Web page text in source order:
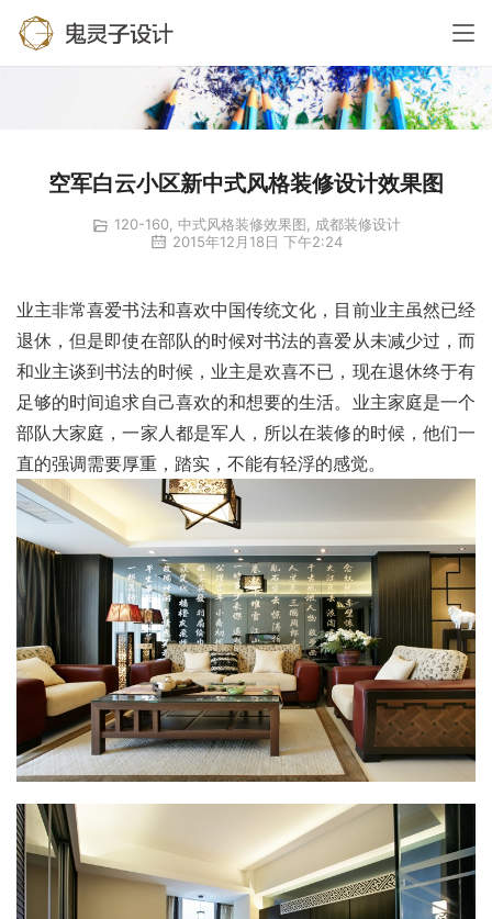
空军白云小区新中式风格装修设计效果图
120-160, 中式风格装修效果图, 成都装修设计
2015年12月18日 下午2:24
业主非常喜爱书法和喜欢中国传统文化，目前业主虽然已经
退休，但是即使在部队的时候对书法的喜爱从未减少过，而
和业主谈到书法的时候，业主是欢喜不已，现在退休终于有
足够的时间追求自己喜欢的和想要的生活。业主家庭是一个
部队大家庭，一家人都是军人，所以在装修的时候，他们一
直的强调需要厚重，踏实，不能有轻浮的感觉。